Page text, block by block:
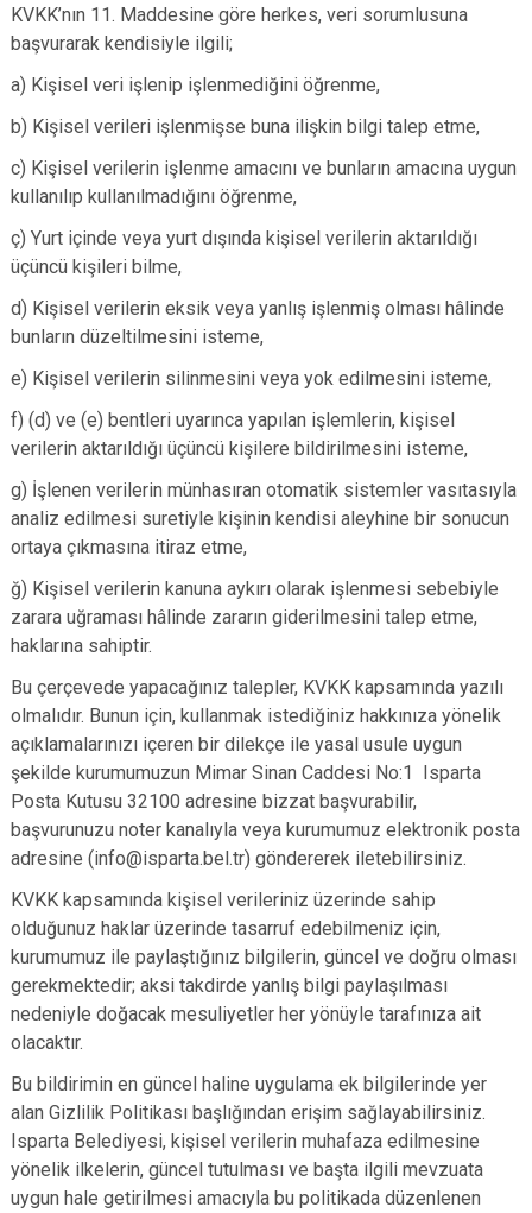
KVKK’nın 11. Maddesine göre herkes, veri sorumlusuna
başvurarak kendisiyle ilgili;
a) Kişisel veri işlenip işlenmediğini öğrenme,
b) Kişisel verileri işlenmişse buna ilişkin bilgi talep etme,
c) Kişisel verilerin işlenme amacını ve bunların amacına uygun
kullanılıp kullanılmadığını öğrenme,
ç) Yurt içinde veya yurt dışında kişisel verilerin aktarıldığı
üçüncü kişileri bilme,
d) Kişisel verilerin eksik veya yanlış işlenmiş olması hâlinde
bunların düzeltilmesini isteme,
e) Kişisel verilerin silinmesini veya yok edilmesini isteme,
f) (d) ve (e) bentleri uyarınca yapılan işlemlerin, kişisel
verilerin aktarıldığı üçüncü kişilere bildirilmesini isteme,
g) İşlenen verilerin münhasıran otomatik sistemler vasıtasıyla
analiz edilmesi suretiyle kişinin kendisi aleyhine bir sonucun
ortaya çıkmasına itiraz etme,
ğ) Kişisel verilerin kanuna aykırı olarak işlenmesi sebebiyle
zarara uğraması hâlinde zararın giderilmesini talep etme,
haklarına sahiptir.
Bu çerçevede yapacağınız talepler, KVKK kapsamında yazılı
olmalıdır. Bunun için, kullanmak istediğiniz hakkınıza yönelik
açıklamalarınızı içeren bir dilekçe ile yasal usule uygun
şekilde kurumumuzun Mimar Sinan Caddesi No:1 Isparta
Posta Kutusu 32100 adresine bizzat başvurabilir,
başvurunuzu noter kanalıyla veya kurumumuz elektronik posta
adresine (info@isparta.bel.tr) göndererek iletebilirsiniz.
KVKK kapsamında kişisel verileriniz üzerinde sahip
olduğunuz haklar üzerinde tasarruf edebilmeniz için,
kurumumuz ile paylaştığınız bilgilerin, güncel ve doğru olması
gerekmektedir; aksi takdirde yanlış bilgi paylaşılması
nedeniyle doğacak mesuliyetler her yönüyle tarafınıza ait
olacaktır.
Bu bildirimin en güncel haline uygulama ek bilgilerinde yer
alan Gizlilik Politikası başlığından erişim sağlayabilirsiniz.
Isparta Belediyesi, kişisel verilerin muhafaza edilmesine
yönelik ilkelerin, güncel tutulması ve başta ilgili mevzuata
uygun hale getirilmesi amacıyla bu politikada düzenlenen